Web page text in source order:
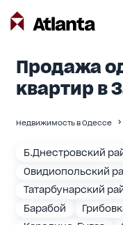
Продажа
квартир в
Недвижимость в Одессе
Б.Днестровский
Овидиопольский
Татарбунарский
Барабой